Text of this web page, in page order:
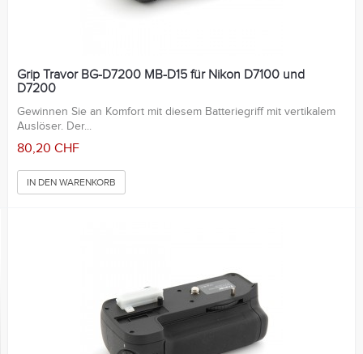
Grip Travor BG-D7200 MB-D15 für Nikon D7100 und
D7200
Gewinnen Sie an Komfort mit diesem Batteriegriff mit vertikalem
Auslöser. Der...
80,20 CHF
IN DEN WARENKORB